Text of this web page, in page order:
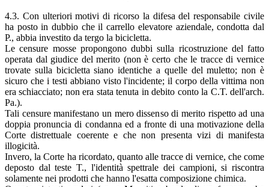
4.3. Con ulteriori motivi di ricorso la difesa del responsabile civile
ha posto in dubbio che il carrello elevatore aziendale, condotta dal
P., abbia investito da tergo la bicicletta.
Le censure mosse propongono dubbi sulla ricostruzione del fatto
operata dal giudice del merito (non è certo che le tracce di vernice
trovate sulla bicicletta siano identiche a quelle del muletto; non è
sicuro che i testi abbiano visto l'incidente; il corpo della vittima non
era schiacciato; non era stata tenuta in debito conto la C.T. dell'arch.
Pa.).
Tali censure manifestano un mero dissenso di merito rispetto ad una
doppia pronuncia di condanna ed a fronte di una motivazione della
Corte distrettuale coerente e che non presenta vizi di manifesta
illogicità.
Invero, la Corte ha ricordato, quanto alle tracce di vernice, che come
deposto dal teste T., l'identità spettrale dei campioni, si riscontra
solamente nei prodotti che hanno l'esatta composizione chimica.